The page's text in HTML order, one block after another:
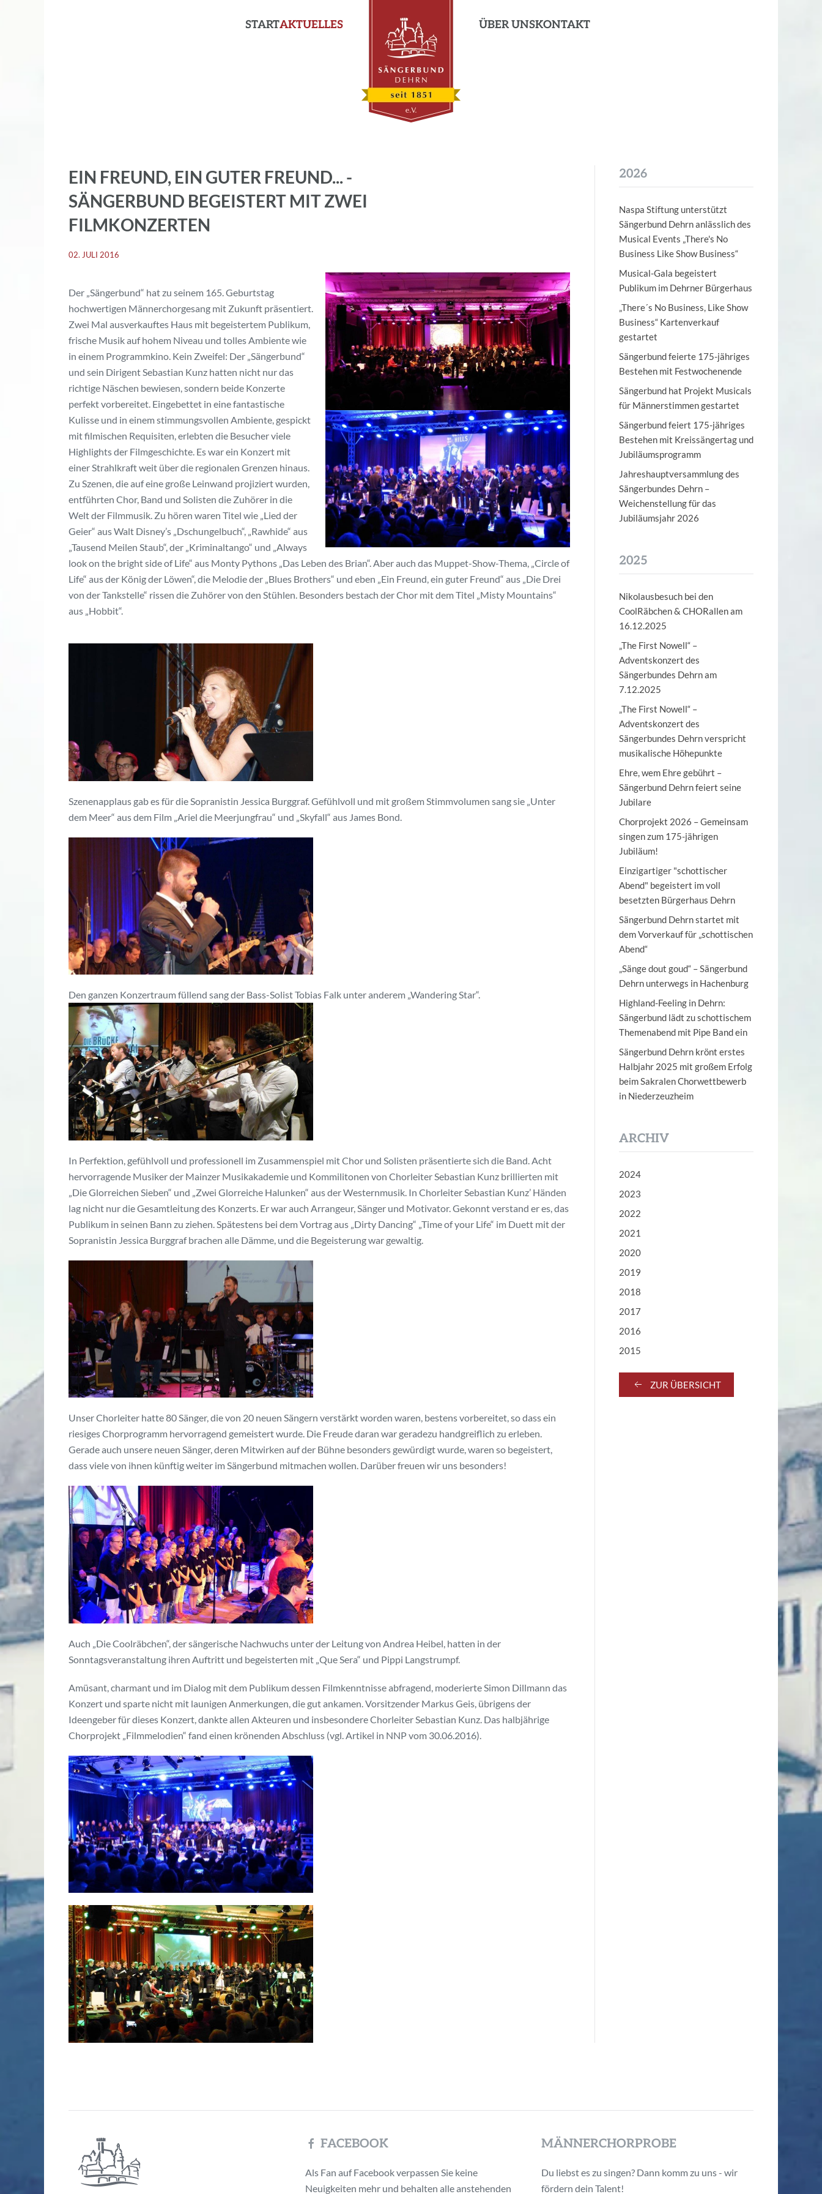
STARTAKTUELLES ÜBER UNSKONTAKT
EIN FREUND, EIN GUTER FREUND... -
SÄNGERBUND BEGEISTERT MIT ZWEI
FILMKONZERTEN
02. JULI 2016
Der „Sängerbund“ hat zu seinem 165. Geburtstag
hochwertigen Männerchorgesang mit Zukunft präsentiert.
Zwei Mal ausverkauftes Haus mit begeistertem Publikum,
frische Musik auf hohem Niveau und tolles Ambiente wie
in einem Programmkino. Kein Zweifel: Der „Sängerbund“
und sein Dirigent Sebastian Kunz hatten nicht nur das
richtige Näschen bewiesen, sondern beide Konzerte
perfekt vorbereitet. Eingebettet in eine fantastische
Kulisse und in einem stimmungsvollen Ambiente, gespickt
mit filmischen Requisiten, erlebten die Besucher viele
Highlights der Filmgeschichte. Es war ein Konzert mit
einer Strahlkraft weit über die regionalen Grenzen hinaus.
Zu Szenen, die auf eine große Leinwand projiziert wurden,
entführten Chor, Band und Solisten die Zuhörer in die
Welt der Filmmusik. Zu hören waren Titel wie „Lied der
Geier“ aus Walt Disney’s „Dschungelbuch“, „Rawhide“ aus
„Tausend Meilen Staub“, der „Kriminaltango“ und „Always
look on the bright side of Life“ aus Monty Pythons „Das Leben des Brian“. Aber auch das Muppet-Show-Thema, „Circle of
Life“ aus der König der Löwen“, die Melodie der „Blues Brothers“ und eben „Ein Freund, ein guter Freund“ aus „Die Drei
von der Tankstelle“ rissen die Zuhörer von den Stühlen. Besonders bestach der Chor mit dem Titel „Misty Mountains“
aus „Hobbit“.
Szenenapplaus gab es für die Sopranistin Jessica Burggraf. Gefühlvoll und mit großem Stimmvolumen sang sie „Unter
dem Meer“ aus dem Film „Ariel die Meerjungfrau“ und „Skyfall“ aus James Bond.
Den ganzen Konzertraum füllend sang der Bass-Solist Tobias Falk unter anderem „Wandering Star“.
In Perfektion, gefühlvoll und professionell im Zusammenspiel mit Chor und Solisten präsentierte sich die Band. Acht
hervorragende Musiker der Mainzer Musikakademie und Kommilitonen von Chorleiter Sebastian Kunz brillierten mit
„Die Glorreichen Sieben“ und „Zwei Glorreiche Halunken“ aus der Westernmusik. In Chorleiter Sebastian Kunz’ Händen
lag nicht nur die Gesamtleitung des Konzerts. Er war auch Arrangeur, Sänger und Motivator. Gekonnt verstand er es, das
Publikum in seinen Bann zu ziehen. Spätestens bei dem Vortrag aus „Dirty Dancing“ „Time of your Life“ im Duett mit der
Sopranistin Jessica Burggraf brachen alle Dämme, und die Begeisterung war gewaltig.
Unser Chorleiter hatte 80 Sänger, die von 20 neuen Sängern verstärkt worden waren, bestens vorbereitet, so dass ein
riesiges Chorprogramm hervorragend gemeistert wurde. Die Freude daran war geradezu handgreiflich zu erleben.
Gerade auch unsere neuen Sänger, deren Mitwirken auf der Bühne besonders gewürdigt wurde, waren so begeistert,
dass viele von ihnen künftig weiter im Sängerbund mitmachen wollen. Darüber freuen wir uns besonders!
Auch „Die Coolräbchen“, der sängerische Nachwuchs unter der Leitung von Andrea Heibel, hatten in der
Sonntagsveranstaltung ihren Auftritt und begeisterten mit „Que Sera“ und Pippi Langstrumpf.
Amüsant, charmant und im Dialog mit dem Publikum dessen Filmkenntnisse abfragend, moderierte Simon Dillmann das
Konzert und sparte nicht mit launigen Anmerkungen, die gut ankamen. Vorsitzender Markus Geis, übrigens der
Ideengeber für dieses Konzert, dankte allen Akteuren und insbesondere Chorleiter Sebastian Kunz. Das halbjährige
Chorprojekt „Filmmelodien“ fand einen krönenden Abschluss (vgl. Artikel in NNP vom 30.06.2016).
2026
Naspa Stiftung unterstützt
Sängerbund Dehrn anlässlich des
Musical Events „There's No
Business Like Show Business“
Musical-Gala begeistert
Publikum im Dehrner Bürgerhaus
„There´s No Business, Like Show
Business“ Kartenverkauf
gestartet
Sängerbund feierte 175-jähriges
Bestehen mit Festwochenende
Sängerbund hat Projekt Musicals
für Männerstimmen gestartet
Sängerbund feiert 175-jähriges
Bestehen mit Kreissängertag und
Jubiläumsprogramm
Jahreshauptversammlung des
Sängerbundes Dehrn –
Weichenstellung für das
Jubiläumsjahr 2026
2025
Nikolausbesuch bei den
CoolRäbchen & CHORallen am
16.12.2025
„The First Nowell“ –
Adventskonzert des
Sängerbundes Dehrn am
7.12.2025
„The First Nowell“ –
Adventskonzert des
Sängerbundes Dehrn verspricht
musikalische Höhepunkte
Ehre, wem Ehre gebührt –
Sängerbund Dehrn feiert seine
Jubilare
Chorprojekt 2026 – Gemeinsam
singen zum 175-jährigen
Jubiläum!
Einzigartiger "schottischer
Abend" begeistert im voll
besetzten Bürgerhaus Dehrn
Sängerbund Dehrn startet mit
dem Vorverkauf für „schottischen
Abend“
„Sänge dout goud“ – Sängerbund
Dehrn unterwegs in Hachenburg
Highland-Feeling in Dehrn:
Sängerbund lädt zu schottischem
Themenabend mit Pipe Band ein
Sängerbund Dehrn krönt erstes
Halbjahr 2025 mit großem Erfolg
beim Sakralen Chorwettbewerb
in Niederzeuzheim
ARCHIV
2024
2023
2022
2021
2020
2019
2018
2017
2016
2015
ZUR ÜBERSICHT
FACEBOOK
Als Fan auf Facebook verpassen Sie keine
Neuigkeiten mehr und behalten alle anstehenden
MÄNNERCHORPROBE
Du liebst es zu singen? Dann komm zu uns - wir
fördern dein Talent!